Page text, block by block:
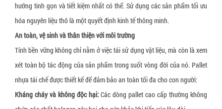
Vách ngăn thùng carton
Giấy bóng khí gói hàng
Xốp định hình giãn nở
hướng tinh gọn và tiết kiệm nhất có thể. Sử dụng các sản phẩm tối ưu
hóa nguyên liệu thô là một quyết định kinh tế thông minh.
An toàn, vệ sinh và thân thiện với môi trường
Tính bền vững không chỉ nằm ở việc tái sử dụng vật liệu, mà còn là xem
xét toàn bộ tác động của sản phẩm trong suốt vòng đời của nó. Pallet
nhựa tái chế được thiết kế để đảm bảo an toàn tối đa cho con người:
Kháng cháy và không độc hại: Các dòng pallet cao cấp thường không